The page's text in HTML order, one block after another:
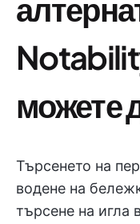
можете
Търсенето на
водене на
търсене на игла